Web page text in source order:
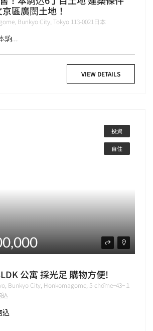
區廣闊土地！
Bunkyo City, Tokyo 113-0021日本
駒...
VIEW DETAILS
投資
自住
公寓 採光足 購物方便!
Bunkyo City, Honkomagome, 5-chōme−43−１
込
込